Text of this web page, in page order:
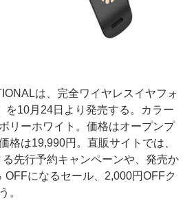
は、完全ワイヤレスイヤフォ
を10月24日より発売する。カラー
リーホワイト。価格はオープンプ
格は19,990円。直販サイトでは、
先行予約キャンペーンや、発売か
OFFになるセール、2,000円OFFク
。